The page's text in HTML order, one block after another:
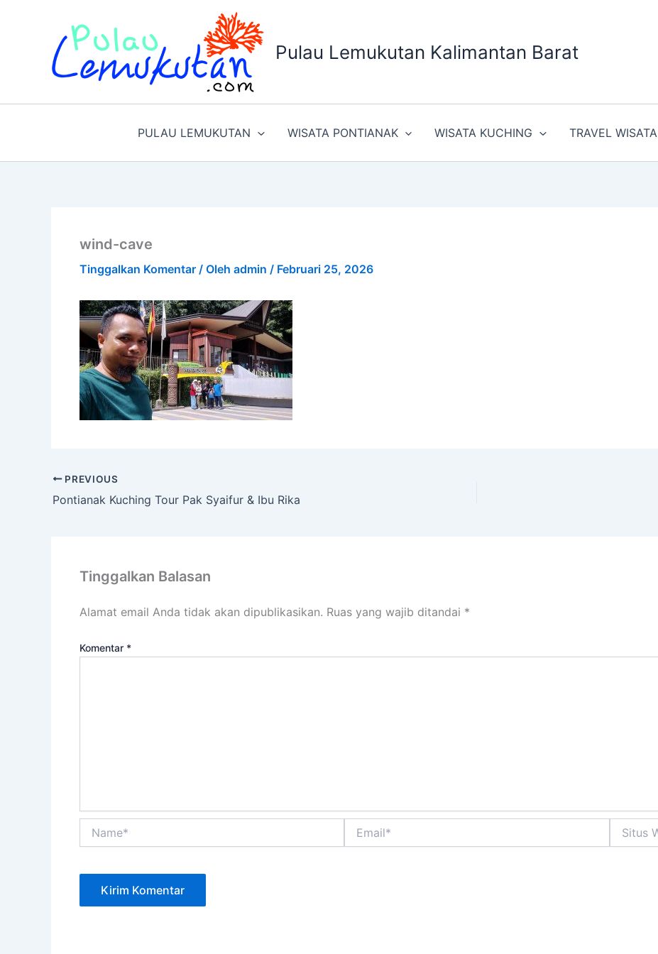
Pulau Lemukutan Kalimantan Barat
PULAU LEMUKUTAN WISATA PONTIANAK WISATA KUCHING TRAVEL WISATA
wind-cave
Tinggalkan Komentar / Oleh admin / Februari 25, 2026
PREVIOUS
Pontianak Kuching Tour Pak Syaifur & Ibu Rika
Tinggalkan Balasan
Alamat email Anda tidak akan dipublikasikan. Ruas yang wajib ditandai *
Komentar *
Web